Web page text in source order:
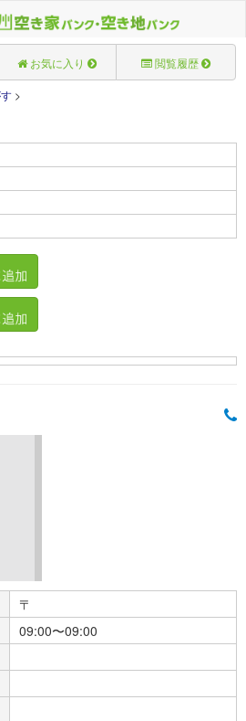
お気に入り 閲覧履歴
>
〒
09:00〜09:00